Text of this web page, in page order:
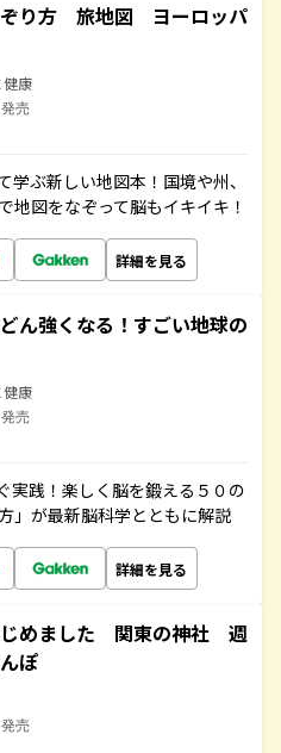
ぞり方 旅地図 ヨーロッパ
健康
売
ぶ新しい地図本！国境や州、
地図をなぞって脳もイキイキ！
詳細を見る
ん強くなる！すごい地球の
健康
売
実践！楽しく脳を鍛える５０の
」が最新脳科学とともに解説
詳細を見る
じめました 関東の神社 週
ぽ
売